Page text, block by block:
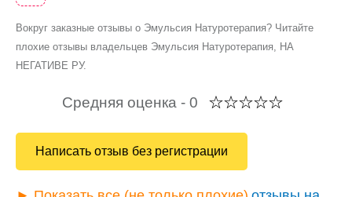
Вокруг заказные отзывы о Эмульсия Натуротерапия? Читайте
плохие отзывы владельцев Эмульсия Натуротерапия, НА
НЕГАТИВЕ РУ.
Средняя оценка - 0
Написать отзыв без регистрации